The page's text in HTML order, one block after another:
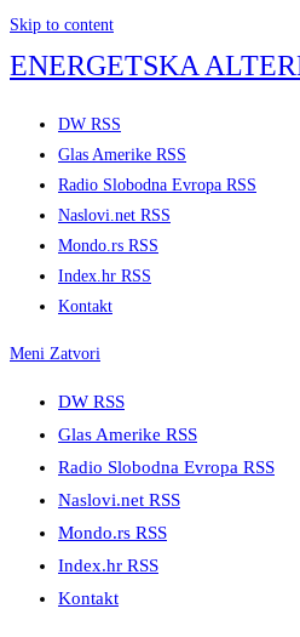
Skip to content
ENERGETSKA
DW RSS
Glas Amerike RSS
Radio Slobodna Evropa RSS
Naslovi.net RSS
Mondo.rs RSS
Index.hr RSS
Kontakt
Meni Zatvori
DW RSS
Glas Amerike RSS
Radio Slobodna Evropa RSS
Naslovi.net RSS
Mondo.rs RSS
Index.hr RSS
Kontakt